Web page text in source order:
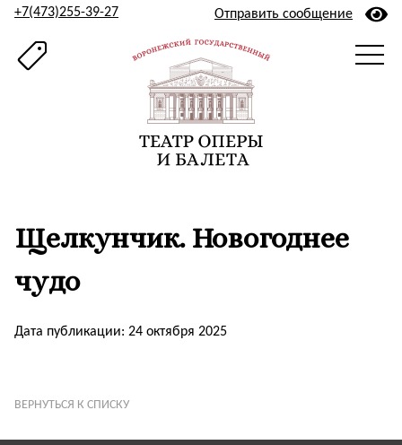
+7(473)255-39-27 Отправить сообщение
Щелкунчик. Новогоднее
чудо
Дата публикации: 24 октября 2025
ВЕРНУТЬСЯ К СПИСКУ